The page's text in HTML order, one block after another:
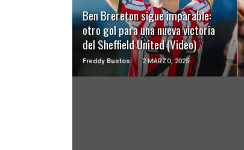
Ben Brereton sigue imparable:
otro gol para una nueva victoria
del Sheffield United (Video)
Freddy Bustos 2 MARZO, 2025